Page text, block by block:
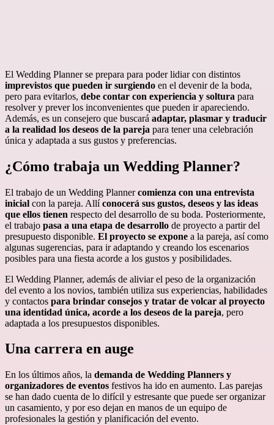
El Wedding Planner se prepara para poder lidiar con distintos
imprevistos que pueden ir surgiendo en el devenir de la boda,
pero para evitarlos, debe contar con experiencia y soltura para
resolver y prever los inconvenientes que pueden ir apareciendo.
Además, es un consejero que buscará adaptar, plasmar y traducir
a la realidad los deseos de la pareja para tener una celebración
única y adaptada a sus gustos y preferencias.
¿Cómo trabaja un Wedding Planner?
El trabajo de un Wedding Plannercomienza con una entrevista
inicial con la pareja. Allíconocerá sus gustos, deseos y las ideas
que ellos tienen respecto del desarrollo de su boda. Posteriormente,
el trabajo pasa a una etapa de desarrollo de proyecto a partir del
presupuesto disponible. El proyecto se expone a la pareja, así como
algunas sugerencias, para ir adaptando y creando los escenarios
posibles para una fiesta acorde a los gustos y posibilidades.
El Wedding Planner, además de aliviar el peso de la organización
del evento a los novios, también utiliza sus experiencias, habilidades
y contactos para brindar consejos y tratar de volcar al proyecto
una identidad única, acorde a los deseos de la pareja, pero
adaptada a los presupuestos disponibles.
Una carrera en auge
En los últimos años, la demanda de Wedding Planners y
organizadores de eventos festivos ha ido en aumento. Las parejas
se han dado cuenta de lo difícil y estresante que puede ser organizar
un casamiento, y por eso dejan en manos de un equipo de
profesionales la gestión y planificación del evento.